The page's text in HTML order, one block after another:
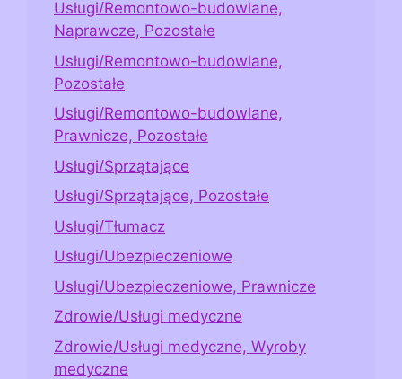
Usługi/Remontowo-budowlane,
Naprawcze, Pozostałe
Usługi/Remontowo-budowlane,
Pozostałe
Usługi/Remontowo-budowlane,
Prawnicze, Pozostałe
Usługi/Sprzątające
Usługi/Sprzątające, Pozostałe
Usługi/Tłumacz
Usługi/Ubezpieczeniowe
Usługi/Ubezpieczeniowe, Prawnicze
Zdrowie/Usługi medyczne
Zdrowie/Usługi medyczne, Wyroby
medyczne